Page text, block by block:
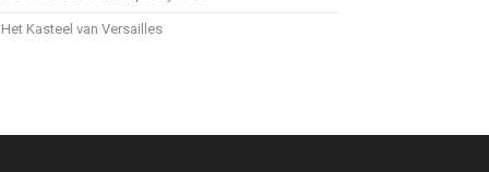
Het Kasteel van Versailles